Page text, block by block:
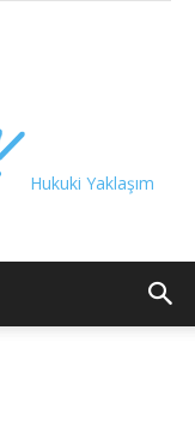
Hukuki Yaklaşım